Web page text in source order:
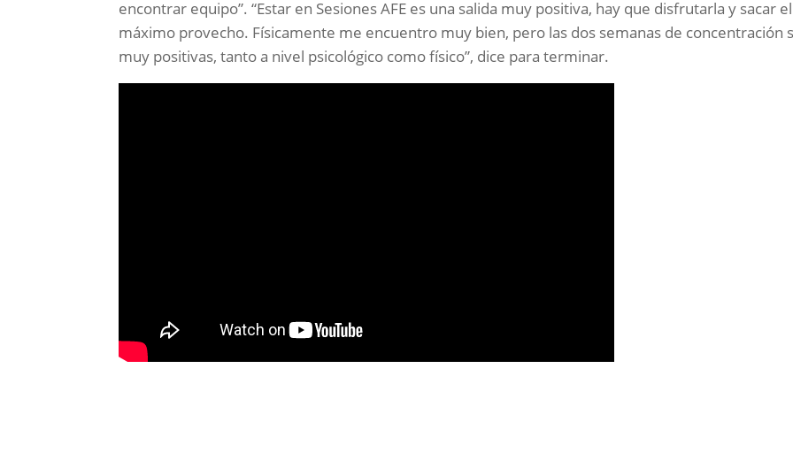
encontrar equipo”. “Estar en Sesiones AFE es una salida muy positiva, hay que disfrutarla y sacar el
máximo provecho. Físicamente me encuentro muy bien, pero las dos semanas de concentración
muy positivas, tanto a nivel psicológico como físico”, dice para terminar.